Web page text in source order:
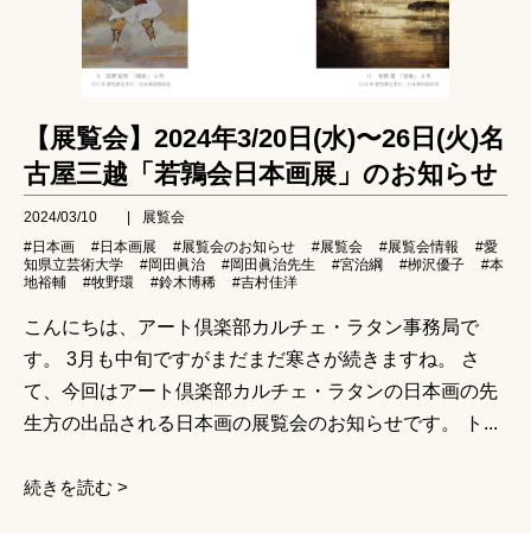
【展覧会】2024年3/20日(水)〜26日(火)名
古屋三越「若鶉会日本画展」のお知らせ
2024/03/10
展覧会
#日本画
#日本画展 #展覧会のお知らせ #展覧会 #展覧会情報
#愛
知県立芸術大学
#岡田眞治 #岡田眞治先生 #宮治綱 #栁沢優子
#本
地裕輔
#牧野環 #鈴木博稀 #吉村佳洋
こんにちは、アート倶楽部カルチェ・ラタン事務局で
す。 3月も中旬ですがまだまだ寒さが続きますね。 さ
て、今回はアート倶楽部カルチェ・ラタンの日本画の先
生方の出品される日本画の展覧会のお知らせです。 ト...
続きを読む >